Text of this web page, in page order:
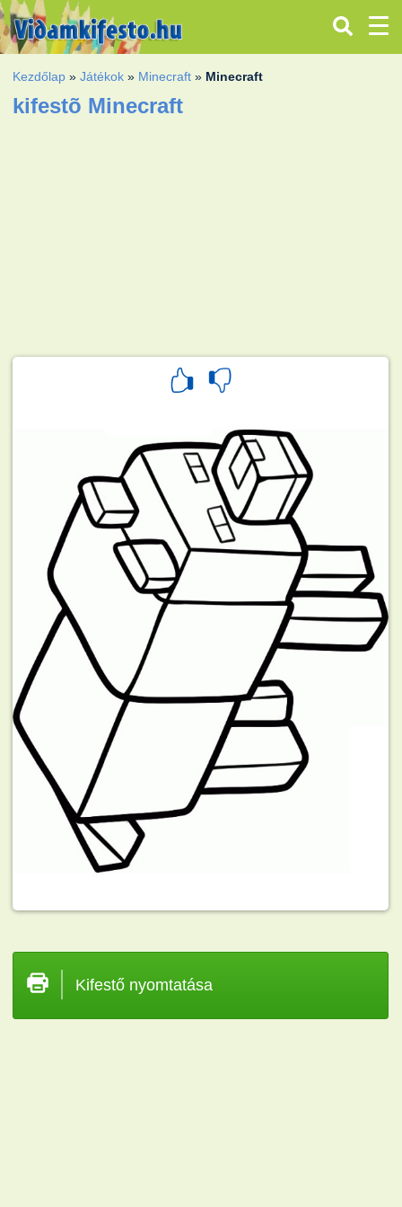
Kezdőlap »Játékok » Minecraft » Minecraft
kifestõ Minecraft
Kifestő nyomtatása